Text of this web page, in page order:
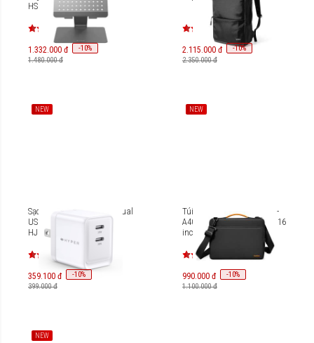
HS1150
1.332.000 đ -10%
1.480.000 đ
2.115.000 đ -10%
2.350.000 đ
NEW
Sạc nhanh Hyper GaN II Dual
USB-C PPS 22W/PD 35W
HJG35NA
359.100 đ -10%
399.000 đ
NEW
Túi xách Tomtoc Defender-
A40 Shoulder Bag Laptop 16
inches A40F3D1
990.000 đ -10%
1.100.000 đ
NEW